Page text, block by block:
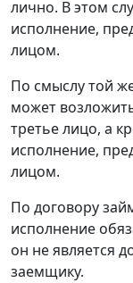
лично. В этом
исполнение,
лицом.
По смыслу той
может
третье лицо, а
исполнение,
лицом.
По договору
исполнение
он не является
заемщику.